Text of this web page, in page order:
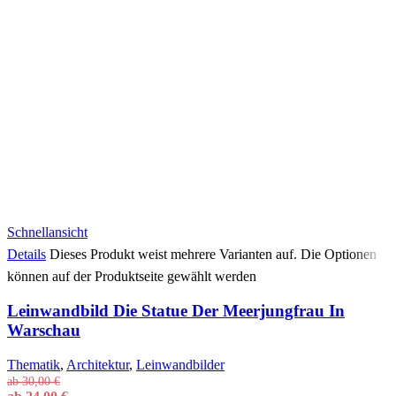
Schnellansicht
Details Dieses Produkt weist mehrere Varianten auf. Die Optionen
können auf der Produktseite gewählt werden
Leinwandbild Die Statue Der Meerjungfrau In
Warschau
Thematik, Architektur, Leinwandbilder
ab30,00€